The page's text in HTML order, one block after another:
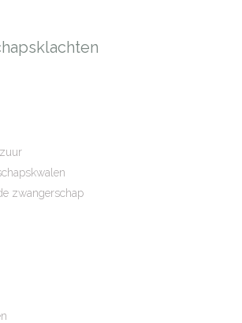
zwangerschap